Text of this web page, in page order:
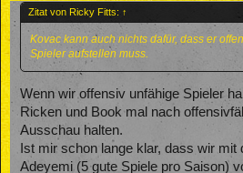
Zitat von Ricky Fitts: ↑
Kovac kann auch nichts dafür, dass er
Spieler aufstellen muss.
Wenn wir offensiv unfähige Spieler
Ricken und Book mal nach
Ausschau halten.
Ist mir schon lange klar, dass wir mit
Adeyemi (5 gute Spiele pro Saison)